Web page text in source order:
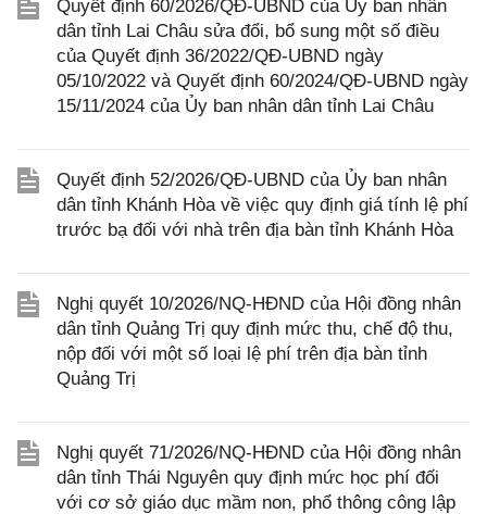
Quyết định 60/2026/QĐ-UBND của Ủy ban nhân
dân tỉnh Lai Châu sửa đổi, bổ sung một số điều
của Quyết định 36/2022/QĐ-UBND ngày
05/10/2022 và Quyết định 60/2024/QĐ-UBND ngày
15/11/2024 của Ủy ban nhân dân tỉnh Lai Châu
Quyết định 52/2026/QĐ-UBND của Ủy ban nhân
dân tỉnh Khánh Hòa về việc quy định giá tính lệ phí
trước bạ đối với nhà trên địa bàn tỉnh Khánh Hòa
Nghị quyết 10/2026/NQ-HĐND của Hội đồng nhân
dân tỉnh Quảng Trị quy định mức thu, chế độ thu,
nộp đối với một số loại lệ phí trên địa bàn tỉnh
Quảng Trị
Nghị quyết 71/2026/NQ-HĐND của Hội đồng nhân
dân tỉnh Thái Nguyên quy định mức học phí đối
với cơ sở giáo dục mầm non, phổ thông công lập